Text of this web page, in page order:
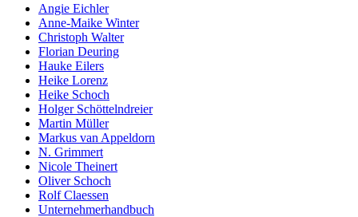
Angie Eichler
Anne-Maike Winter
Christoph Walter
Florian Deuring
Hauke Eilers
Heike Lorenz
Heike Schoch
Holger Schöttelndreier
Martin Müller
Markus van Appeldorn
N. Grimmert
Nicole Theinert
Oliver Schoch
Rolf Claessen
Unternehmerhandbuch